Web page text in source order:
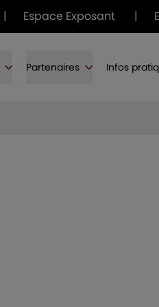
| Espace Exposant |
Partenaires Infos